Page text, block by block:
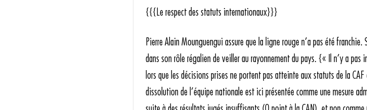
{{{Le respect des statuts internationaux}}}
Pierre Alain Mounguengui assure que la ligne rouge n’a pas été
dans son rôle régalien de veiller au rayonnement du pays. {« Il n’y a pas
lors que les décisions prises ne portent pas atteinte aux statuts de la
dissolution de l’équipe nationale est ici présentée comme une mesure